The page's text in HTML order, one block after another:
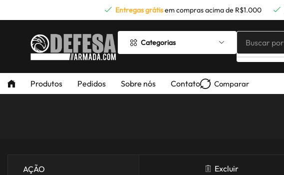
Entregas grátisem compras acima de R$1.000
Categorias Buscar por
Produtos Pedidos Sobre nós Contato Comparar
AÇÃO Excluir